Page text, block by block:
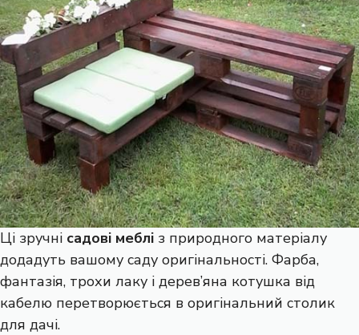
Ці зручні садові меблі з природного матеріалу
додадуть вашому саду оригінальності. Фарба,
фантазія, трохи лаку і дерев’яна котушка від
кабелю перетворюється в оригінальний столик
для дачі.